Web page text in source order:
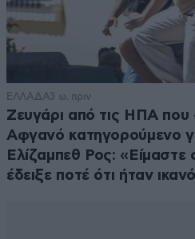
ΕΛΛΑΔΑ3 ω. πριν
Ζευγάρι από τις ΗΠΑ που
Αφγανό κατηγορούμενο
Ελίζαμπεθ Ρος: «Είμαστε
έδειξε ποτέ ότι ήταν